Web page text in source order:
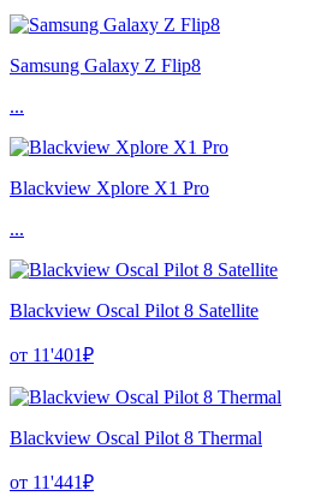
Samsung Galaxy Z Flip8
...
Blackview Xplore X1 Pro
...
Blackview Oscal Pilot 8 Satellite
от 11'401₽
Blackview Oscal Pilot 8 Thermal
от 11'441₽